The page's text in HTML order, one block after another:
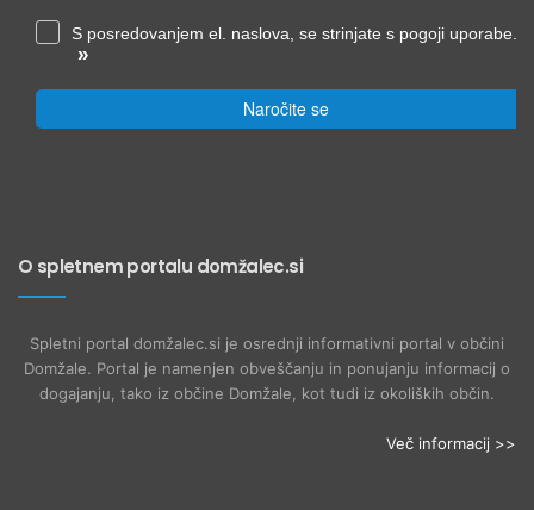
S posredovanjem el. naslova, se strinjate s pogoji uporabe.
»
Naročite se
O spletnem portalu domžalec.si
Spletni portal domžalec.si je osrednji informativni portal v občini
Domžale. Portal je namenjen obveščanju in ponujanju informacij o
dogajanju, tako iz občine Domžale, kot tudi iz okoliških občin.
Več informacij >>